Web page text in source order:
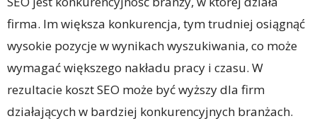
firma. Im większa konkurencja, tym trudniej osiągnąć
wysokie pozycje w wynikach wyszukiwania, co może
wymagać większego nakładu pracy i czasu. W
rezultacie koszt SEO może być wyższy dla firm
działających w bardziej konkurencyjnych branżach.